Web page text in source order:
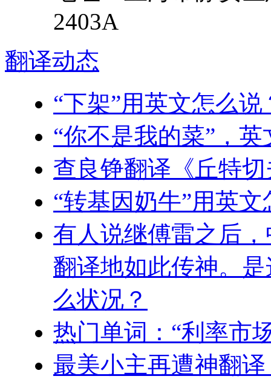
2403A
翻译动态
“下架”用英文怎么说
“你不是我的菜”，
查良铮翻译《丘特
“转基因奶牛”用英
有人说继傅雷之后
翻译地如此传神。
么状况？
热门单词：“利率市
最美小主再遭神翻